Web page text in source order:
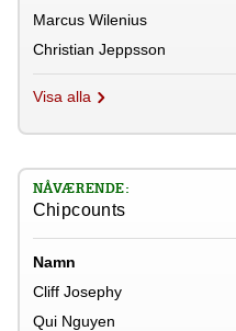
Marcus Wilenius
Christian Jeppsson
Visa alla
NÅVÆRENDE:
Chipcounts
Namn
Cliff Josephy
Qui Nguyen